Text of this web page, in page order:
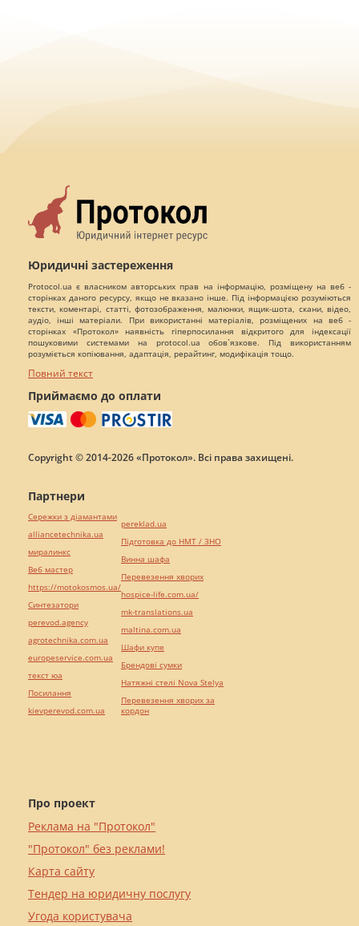
Юридичні застереження
Protocol.ua є власником авторських прав на інформацію, розміщену на веб -
сторінках даного ресурсу, якщо не вказано інше. Під інформацією розуміються
тексти, коментарі, статті, фотозображення, малюнки, ящик-шота, скани, відео,
аудіо, інші матеріали. При використанні матеріалів, розміщених на веб -
сторінках «Протокол» наявність гіперпосилання відкритого для індексації
пошуковими системами на protocol.ua обов`язкове. Під використанням
розуміється копіювання, адаптація, рерайтинг, модифікація тощо.
Повний текст
Приймаємо до оплати
Copyright © 2014-2026 «Протокол». Всі права захищені.
Про проект
Реклама на "Протокол"
"Протокол" без реклами!
Карта сайту
Тендер на юридичну послугу
Угода користувача
Партнери
Сережки з діамантами
alliancetechnika.ua
миралинкс
Веб мастер
https://motokosmos.ua/
Синтезатори
perevod.agency
agrotechnika.com.ua
europeservice.com.ua
текст юа
Посилання
kievperevod.com.ua
pereklad.ua
Підготовка до НМТ / ЗНО
Винна шафа
Перевезення хворих
hospice-life.com.ua/
mk-translations.ua
maltina.com.ua
Шафи купе
Брендові сумки
Натяжні стелі Nova Stelya
Перевезення хворих за
кордон